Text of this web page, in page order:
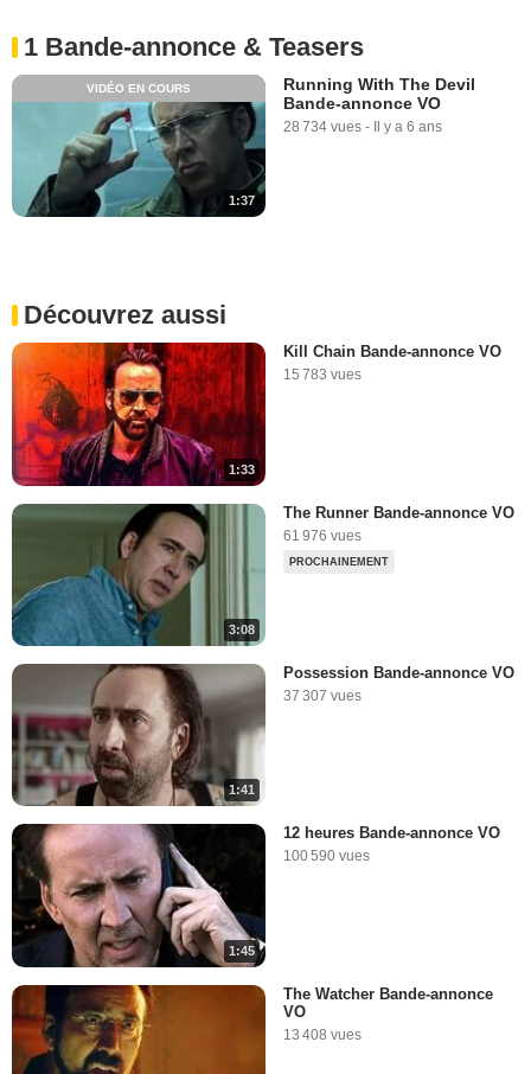
1 Bande-annonce & Teasers
1:37
VIDÉO EN COURS
Running With The Devil
Bande-annonce VO
28 734 vues - Il y a 6 ans
Découvrez aussi
1:33
Kill Chain Bande-annonce VO
15 783 vues
3:08
The Runner Bande-annonce VO
61 976 vues
PROCHAINEMENT
1:41
Possession Bande-annonce VO
37 307 vues
1:45
12 heures Bande-annonce VO
100 590 vues
The Watcher Bande-annonce
VO
13 408 vues